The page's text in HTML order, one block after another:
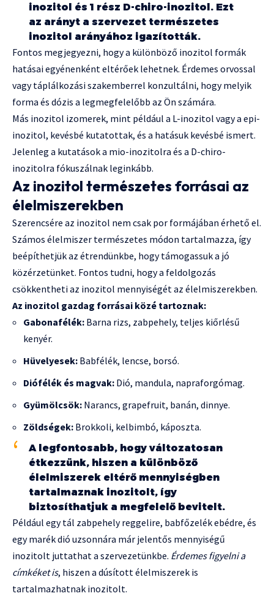
inozitol és 1 rész D-chiro-inozitol. Ezt
az arányt a szervezet természetes
inozitol arányához igazították.
Fontos megjegyezni, hogy a különböző inozitol formák
hatásai egyénenként eltérőek lehetnek. Érdemes orvossal
vagy táplálkozási szakemberrel konzultálni, hogy melyik
forma és dózis a legmegfelelőbb az Ön számára.
Más inozitol izomerek, mint például a L-inozitol vagy a epi-
inozitol, kevésbé kutatottak, és a hatásuk kevésbé ismert.
Jelenleg a kutatások a mio-inozitolra és a D-chiro-
inozitolra fókuszálnak leginkább.
Az inozitol természetes forrásai az
élelmiszerekben
Szerencsére az inozitol nem csak por formájában érhető el.
Számos élelmiszer természetes módon tartalmazza, így
beépíthetjük az étrendünkbe, hogy támogassuk a jó
közérzetünket. Fontos tudni, hogy a feldolgozás
csökkentheti az inozitol mennyiségét az élelmiszerekben.
Az inozitol gazdag forrásai közé tartoznak:
Gabonafélék: Barna rizs, zabpehely, teljes kiőrlésű
kenyér.
Hüvelyesek: Babfélék, lencse, borsó.
Diófélék és magvak: Dió, mandula, napraforgómag.
Gyümölcsök: Narancs, grapefruit, banán, dinnye.
Zöldségek: Brokkoli, kelbimbó, káposzta.
A legfontosabb, hogy változatosan
étkezzünk, hiszen a különböző
élelmiszerek eltérő mennyiségben
tartalmaznak inozitolt, így
biztosíthatjuk a megfelelő bevitelt.
Például egy tál zabpehely reggelire, babfőzelék ebédre, és
egy marék dió uzsonnára már jelentős mennyiségű
inozitolt juttathat a szervezetünkbe. Érdemes figyelni a
címkéket is, hiszen a dúsított élelmiszerek is
tartalmazhatnak inozitolt.